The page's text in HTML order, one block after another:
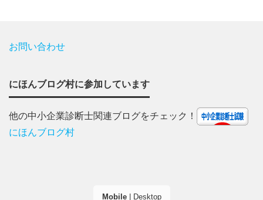
お問い合わせ
にほんブログ村に参加しています
他の中小企業診断士関連ブログをチェック！
にほんブログ村
Mobile| Desktop